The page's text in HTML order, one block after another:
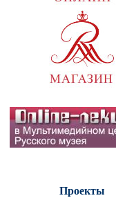
Проекты